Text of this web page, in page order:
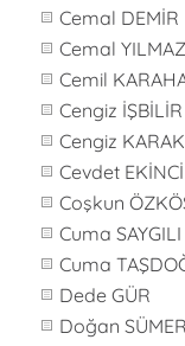
Cemal DEMİR
Cemal YILMAZ
Cemil
Cengiz İŞBİLİR
Cengiz
Cevdet EKİNCİ
Coşkun
Cuma SAYGILI
Cuma
Dede GÜR
Doğan SÜMER